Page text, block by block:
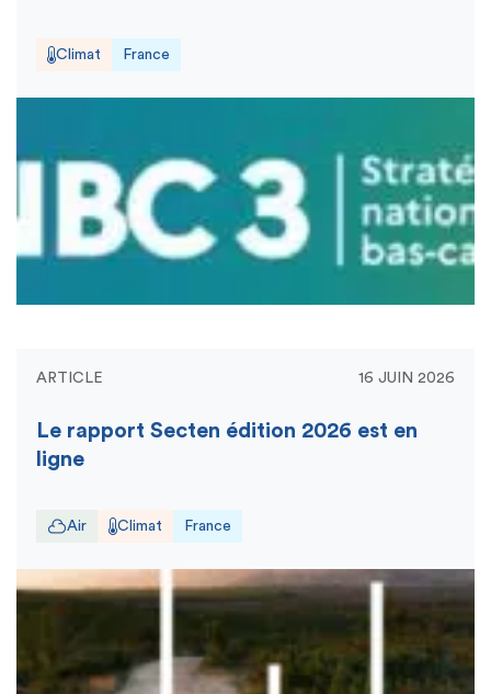
Climat France
ARTICLE 16 JUIN 2026
Le rapport Secten édition 2026 est en
ligne
Air Climat France